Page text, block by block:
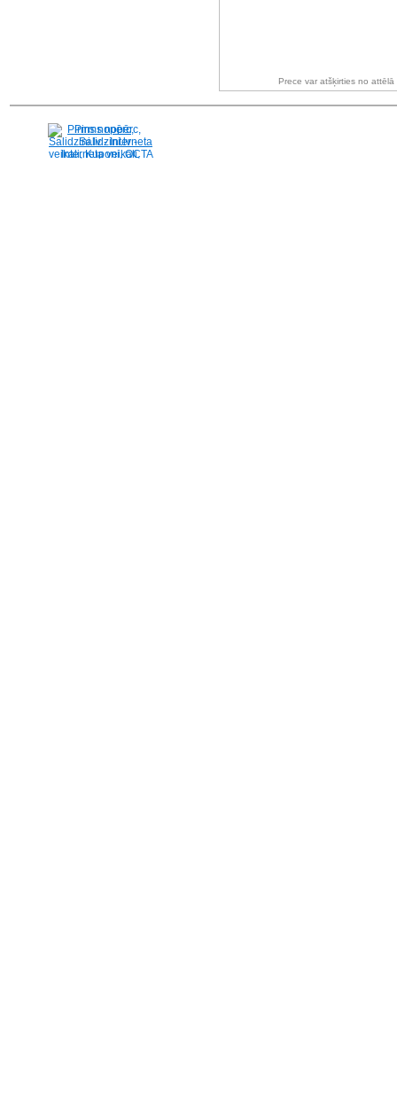
Prece var atšķirties no attēlā
Pirms nopērc,
Salidzini.lv - Interneta
veikali, Kuponi, OCTA